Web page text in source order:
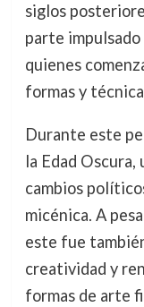
siglos
parte
quienes
formas y
Durante este
la Edad
cambios
micénica. A
este fue
creatividad y
formas de arte